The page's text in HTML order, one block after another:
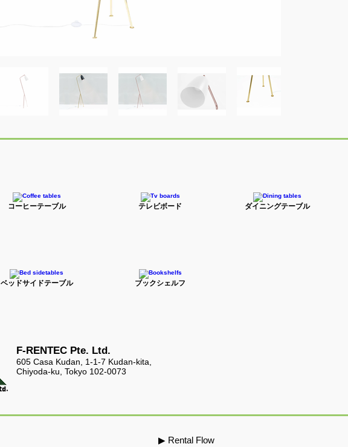
コーヒーテーブル テレビボード ダイニングテーブル
ベッドサイドテーブル ブックシェルフ
F-RENTEC Pte. Ltd.
605 Casa Kudan, 1-1-7 Kudan-kita,
Chiyoda-ku, Tokyo 102-0073
​▶ Rental Flow